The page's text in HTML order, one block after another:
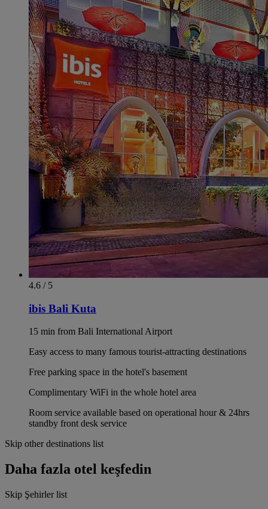
4.6 / 5
ibis Bali Kuta
15 min from Bali International Airport
Easy access to many famous tourist-attracting destinations
Free parking space in the hotel's basement
Complimentary WiFi in the whole hotel area
Room service available based on operational hour & 24hrs
standby front desk service
Skip other destinations list
Daha fazla otel keşfedin
Skip Şehirler list